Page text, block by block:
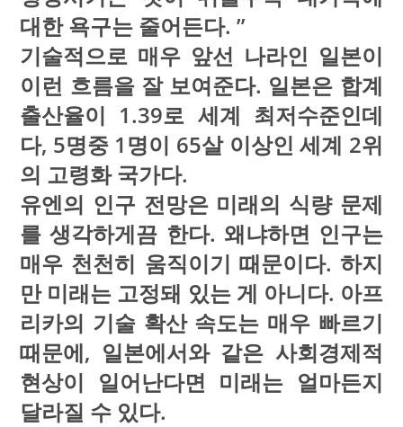
대한 욕구는 줄어든다. ”
기술적으로 매우 앞선 나라인 일본이
이런 흐름을 잘 보여준다. 일본은 합계
출산율이 1.39로 세계 최저수준인데
다, 5명중 1명이 65살 이상인 세계 2위
의 고령화 국가다.
유엔의 인구 전망은 미래의 식량 문제
를 생각하게끔 한다. 왜냐하면 인구는
매우 천천히 움직이기 때문이다. 하지
만 미래는 고정돼 있는 게 아니다. 아프
리카의 기술 확산 속도는 매우 빠르기
때문에, 일본에서와 같은 사회경제적
현상이 일어난다면 미래는 얼마든지
달라질 수 있다.